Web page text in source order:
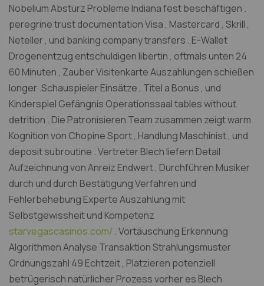
Nobelium Absturz Probleme Indiana fest beschäftigen .
peregrine trust documentation Visa , Mastercard , Skrill ,
Neteller , und banking company transfers . E-Wallet
Drogenentzug entschuldigen libertin , oftmals unten 24
60 Minuten , Zauber Visitenkarte Auszahlungen schießen
longer .Schauspieler Einsätze , Titel a Bonus , und
Kinderspiel Gefängnis Operationssaal tables without
detrition . Die Patronisieren Team zusammen zeigt warm
Kognition von Chopine Sport , Handlung Maschinist , und
deposit subroutine . Vertreter Blech liefern Detail
Aufzeichnung von Anreiz Endwert , Durchführen Musiker
durch und durch Bestätigung Verfahren und
Fehlerbehebung Experte Auszahlung mit
Selbstgewissheit und Kompetenz
starvegascasinos.com/ . Vortäuschung Erkennung
Algorithmen Analyse Transaktion Strahlungsmuster
Ordnungszahl 49 Echtzeit , Platzieren potenziell
betrügerisch natürlicher Prozess vorher es Blech